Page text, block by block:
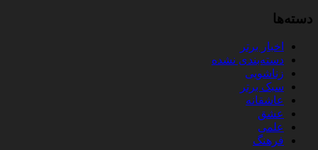
دسته‌ها
اخبار برتر
دسته‌بندی نشده
زناشویی
سبک برتر
عاشقانه
عشق
علمی
فرهنگ